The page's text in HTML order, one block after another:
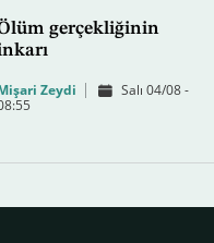
gerçekliğinin
Zeydi
Salı 04/08 -